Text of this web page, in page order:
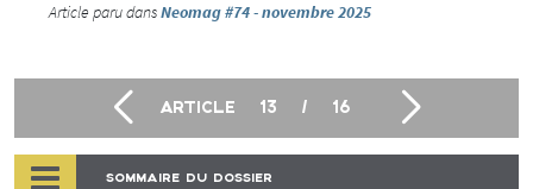
Article paru dansNeomag #74 - novembre 2025
ARTICLE 13 / 16
SOMMAIRE DU DOSSIER